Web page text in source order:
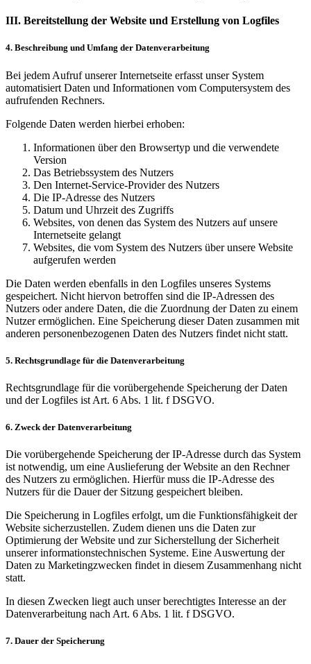
III. Bereitstellung der Website und Erstellung von Logfiles
4. Beschreibung und Umfang der Datenverarbeitung
Bei jedem Aufruf unserer Internetseite erfasst unser System
automatisiert Daten und Informationen vom Computersystem des
aufrufenden Rechners.
Folgende Daten werden hierbei erhoben:
Informationen über den Browsertyp und die verwendete
Version
Das Betriebssystem des Nutzers
Den Internet-Service-Provider des Nutzers
Die IP-Adresse des Nutzers
Datum und Uhrzeit des Zugriffs
Websites, von denen das System des Nutzers auf unsere
Internetseite gelangt
Websites, die vom System des Nutzers über unsere Website
aufgerufen werden
Die Daten werden ebenfalls in den Logfiles unseres Systems
gespeichert. Nicht hiervon betroffen sind die IP-Adressen des
Nutzers oder andere Daten, die die Zuordnung der Daten zu einem
Nutzer ermöglichen. Eine Speicherung dieser Daten zusammen mit
anderen personenbezogenen Daten des Nutzers findet nicht statt.
5. Rechtsgrundlage für die Datenverarbeitung
Rechtsgrundlage für die vorübergehende Speicherung der Daten
und der Logfiles ist Art. 6 Abs. 1 lit. f DSGVO.
6. Zweck der Datenverarbeitung
Die vorübergehende Speicherung der IP-Adresse durch das System
ist notwendig, um eine Auslieferung der Website an den Rechner
des Nutzers zu ermöglichen. Hierfür muss die IP-Adresse des
Nutzers für die Dauer der Sitzung gespeichert bleiben.
Die Speicherung in Logfiles erfolgt, um die Funktionsfähigkeit der
Website sicherzustellen. Zudem dienen uns die Daten zur
Optimierung der Website und zur Sicherstellung der Sicherheit
unserer informationstechnischen Systeme. Eine Auswertung der
Daten zu Marketingzwecken findet in diesem Zusammenhang nicht
statt.
In diesen Zwecken liegt auch unser berechtigtes Interesse an der
Datenverarbeitung nach Art. 6 Abs. 1 lit. f DSGVO.
7. Dauer der Speicherung